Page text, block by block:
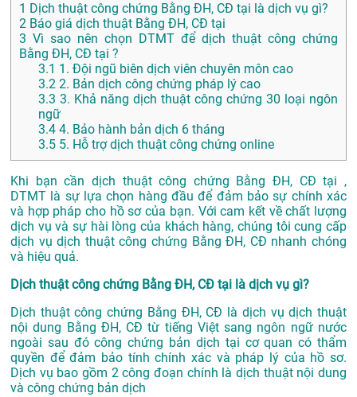
1 Dịch thuật công chứng Bằng ĐH, CĐ tại là dịch vụ gì?
2 Báo giá dịch thuật Bằng ĐH, CĐ tại
3 Vì sao nên chọn DTMT để dịch thuật công chứng
Bằng ĐH, CĐ tại ?
3.1 1. Đội ngũ biên dịch viên chuyên môn cao
3.2 2. Bản dịch công chứng pháp lý cao
3.3 3. Khả năng dịch thuật công chứng 30 loại ngôn
ngữ
3.4 4. Bảo hành bản dịch 6 tháng
3.5 5. Hỗ trợ dịch thuật công chứng online
Khi bạn cần dịch thuật công chứng Bằng ĐH, CĐ tại ,
DTMT là sự lựa chọn hàng đầu để đảm bảo sự chính xác
và hợp pháp cho hồ sơ của bạn. Với cam kết về chất lượng
dịch vụ và sự hài lòng của khách hàng, chúng tôi cung cấp
dịch vụ dịch thuật công chứng Bằng ĐH, CĐ nhanh chóng
và hiệu quả.
Dịch thuật công chứng Bằng ĐH, CĐ tại là dịch vụ gì?
Dịch thuật công chứng Bằng ĐH, CĐ là dịch vụ dịch thuật
nội dung Bằng ĐH, CĐ từ tiếng Việt sang ngôn ngữ nước
ngoài sau đó công chứng bản dịch tại cơ quan có thẩm
quyền để đảm bảo tính chính xác và pháp lý của hồ sơ.
Dịch vụ bao gồm 2 công đoạn chính là dịch thuật nội dung
và công chứng bản dịch